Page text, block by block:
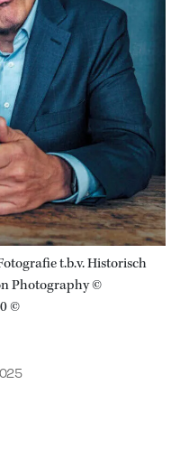
t.b.v. Historisch
Photography ©
©